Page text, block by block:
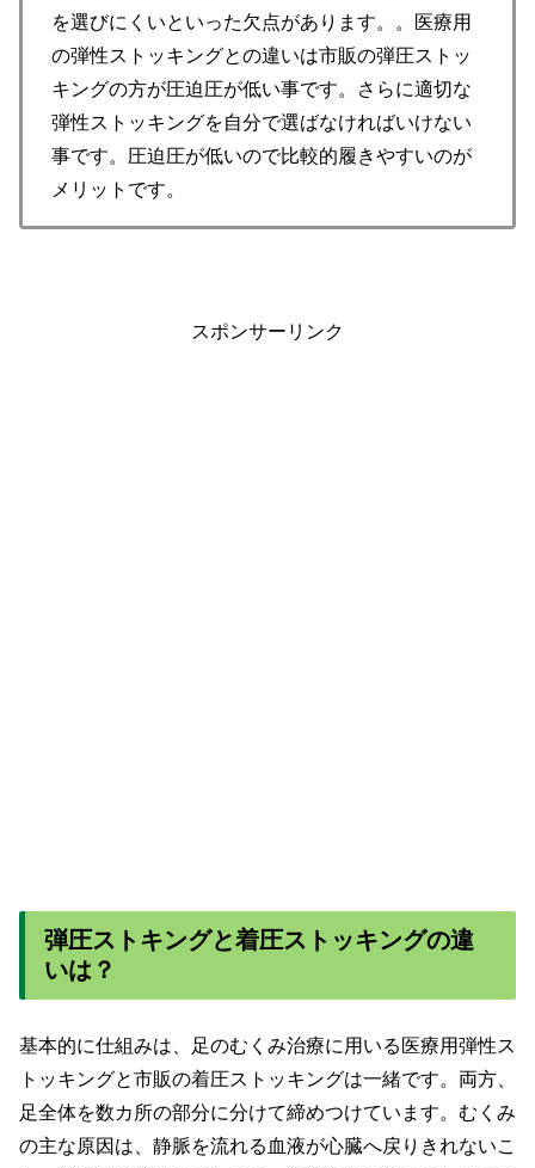
を選びにくいといった欠点があります。。医療用
の弾性ストッキングとの違いは市販の弾圧ストッ
キングの方が圧迫圧が低い事です。さらに適切な
弾性ストッキングを自分で選ばなければいけない
事です。圧迫圧が低いので比較的履きやすいのが
メリットです。
スポンサーリンク
弾圧ストキングと着圧ストッキングの違
いは？
基本的に仕組みは、足のむくみ治療に用いる医療用弾性ス
トッキングと市販の着圧ストッキングは一緒です。両方、
足全体を数カ所の部分に分けて締めつけています。むくみ
の主な原因は、静脈を流れる血液が心臓へ戻りきれないこ